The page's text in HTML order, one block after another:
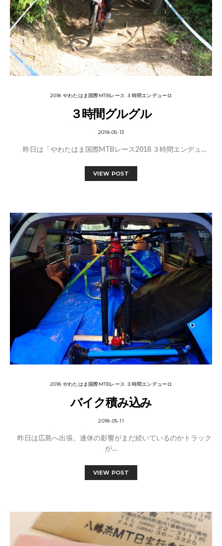
2018 やわたはま国際MTBレース ３時間エンデューロ
３時間グルグル
2018-05-13
昨日は「やわたはま国際MTBレース2018 ３時間エンデュ…
VIEW POST
2018 やわたはま国際MTBレース ３時間エンデューロ
バイク積み込み
2018-05-11
昨日は広島へ出張。連休の影響がまだ続いているのかトラック
が…
VIEW POST